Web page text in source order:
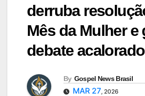
derruba
Mês da Mulher e
debate acalorado
By Gospel News Brasil
MAR 27, 2026